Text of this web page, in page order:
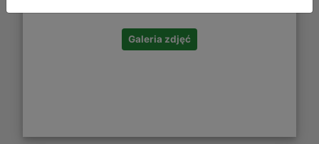
Galeria zdjęć